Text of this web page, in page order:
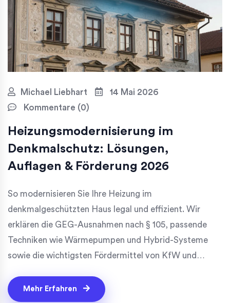
Michael Liebhart
14 Mai 2026
Kommentare (0)
Heizungsmodernisierung im
Denkmalschutz: Lösungen,
Auflagen & Förderung 2026
So modernisieren Sie Ihre Heizung im
denkmalgeschützten Haus legal und effizient. Wir
erklären die GEG-Ausnahmen nach § 105, passende
Techniken wie Wärmepumpen und Hybrid-Systeme
sowie die wichtigsten Fördermittel von KfW und
Mehr Erfahren